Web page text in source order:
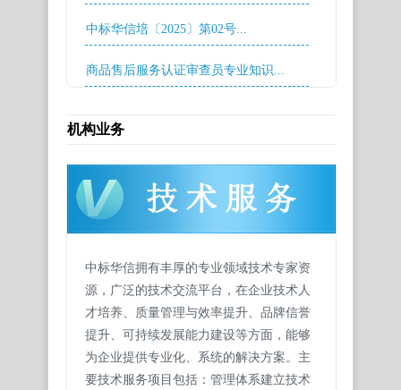
中标华信培〔2025〕第02号...
商品售后服务认证审查员专业知识...
机构业务
中标华信拥有丰厚的专业领域技术专家资
源，广泛的技术交流平台，在企业技术人
才培养、质量管理与效率提升、品牌信誉
提升、可持续发展能力建设等方面，能够
为企业提供专业化、系统的解决方案。主
要技术服务项目包括：管理体系建立技术